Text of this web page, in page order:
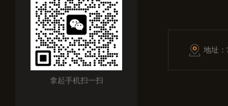
拿起手机扫一扫
地址